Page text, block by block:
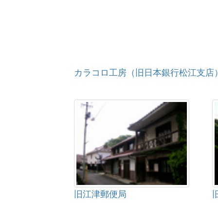
カラコロ工房（旧日本銀行松江支店
旧江津郵便局